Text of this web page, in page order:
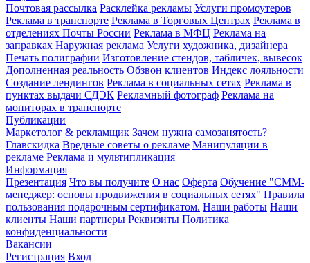
Почтовая рассылка Расклейка рекламы Услуги промоутеров
Реклама в транспорте Реклама в Торговых Центрах Реклама в
отделениях Почты России Реклама в МФЦ Реклама на
заправках Наружная реклама Услуги художника, дизайнера
Печать полиграфии Изготовление стендов, табличек, вывесок
Дополненная реальность Обзвон клиентов Индекс лояльности
Создание лендингов Реклама в социальных сетях Реклама в
пунктах выдачи СДЭК Рекламный фотограф Реклама на
мониторах в транспорте
Публикации
Маркетолог & рекламщик Зачем нужна самозанятость?
Главскидка Вредные советы о рекламе Манипуляции в
рекламе Реклама и мультипликация
Информация
Презентация Что вы получите О нас Оферта Обучение "СМM-
менеджер: основы продвижения в социальных сетях" Правила
пользования подарочным сертификатом. Наши работы Наши
клиенты Наши партнеры Реквизиты Политика
конфиденциальности
Вакансии
Регистрация Вход